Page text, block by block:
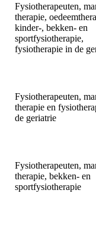
Fysiotherapeuten,
therapie,
kinder-, bekken- en
sportfysiotherapie,
fysiotherapie in de
Fysiotherapeuten,
therapie en
de geriatrie
Fysiotherapeuten,
therapie, bekken- en
sportfysiotherapie